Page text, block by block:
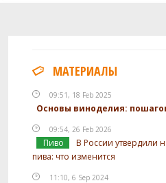
МАТЕРИАЛЫ
09:51, 18 Feb 2025
Основы виноделия:
09:54, 26 Feb 2026
Пиво
В России утвердили
пива: что изменится
11:10, 6 Sep 2024